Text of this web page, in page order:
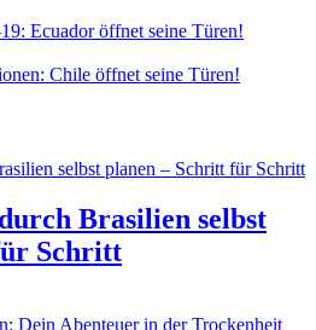
Ecuador öffnet seine Türen!
Chile öffnet seine Türen!
Brasilien selbst
Schritt